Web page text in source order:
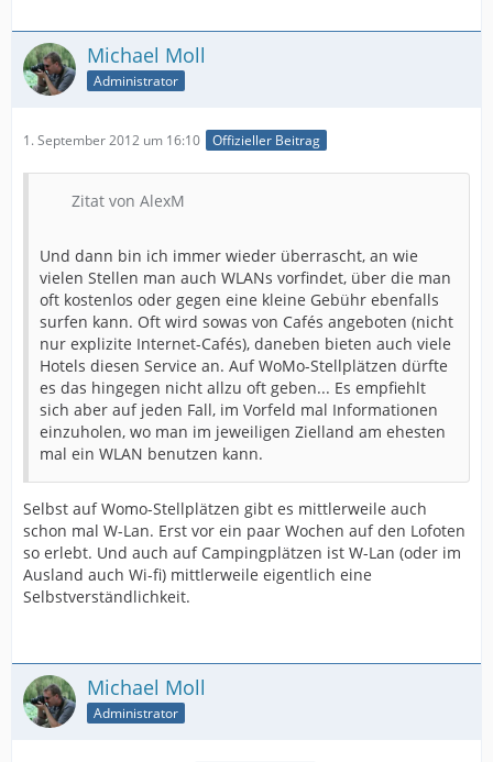
Michael Moll
Administrator
1. September 2012 um 16:10 Offizieller Beitrag
Zitat von AlexM
Und dann bin ich immer wieder überrascht, an wie
vielen Stellen man auch WLANs vorfindet, über die man
oft kostenlos oder gegen eine kleine Gebühr ebenfalls
surfen kann. Oft wird sowas von Cafés angeboten (nicht
nur explizite Internet-Cafés), daneben bieten auch viele
Hotels diesen Service an. Auf WoMo-Stellplätzen dürfte
es das hingegen nicht allzu oft geben... Es empfiehlt
sich aber auf jeden Fall, im Vorfeld mal Informationen
einzuholen, wo man im jeweiligen Zielland am ehesten
mal ein WLAN benutzen kann.
Selbst auf Womo-Stellplätzen gibt es mittlerweile auch
schon mal W-Lan. Erst vor ein paar Wochen auf den Lofoten
so erlebt. Und auch auf Campingplätzen ist W-Lan (oder im
Ausland auch Wi-fi) mittlerweile eigentlich eine
Selbstverständlichkeit.
Michael Moll
Administrator